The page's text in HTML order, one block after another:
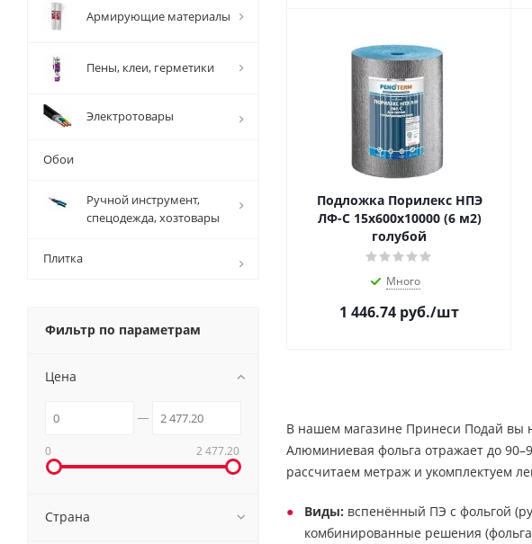
Подложка Порилекс НПЭ
ЛФ-С 15х600х10000 (6 м2)
голубой
Много
1 446.74 руб./шт
В нашем магазине Принеси Подай вы
Алюминиевая фольга отражает до
рассчитаем метраж и укомплектуем
Виды: вспенённый ПЭ с фольгой
комбинированные решения (фольга
Армирующие материалы
Пены, клеи, герметики
Электротовары
Обои
Ручной инструмент,
спецодежда, хозтовары
Плитка
Фильтр по параметрам
Цена
0 2 477.20
Страна